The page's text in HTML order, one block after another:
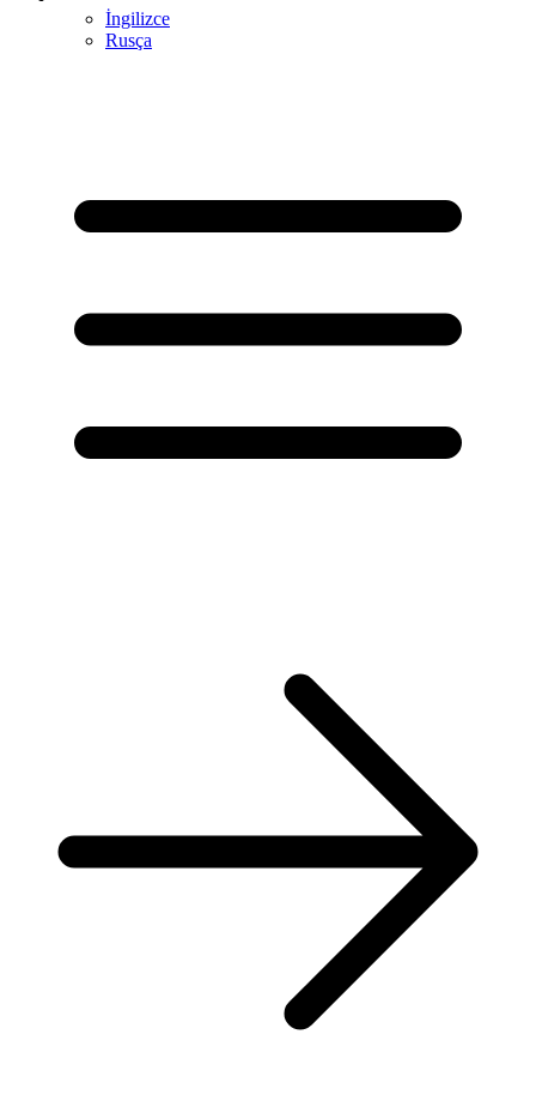
İngilizce
Rusça